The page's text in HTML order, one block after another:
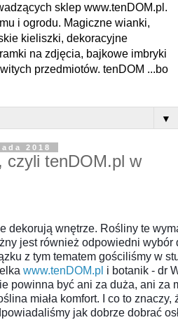
sklep www.tenDOM.pl.
i ogrodu. Magiczne wianki,
kieliszki, dekoracyjne
na zdjęcia, bajkowe imbryki
przedmiotów. tenDOM ...bo
▼
2018
czyli tenDOM.pl w
dekorują wnętrze. Rośliny te
jest również odpowiedni
z tym tematem gościliśmy w
www.tenDOM.pl i botanik - dr
powinna być ani za duża, ani za
miała komfort. I co to
jak dobrze dobrać